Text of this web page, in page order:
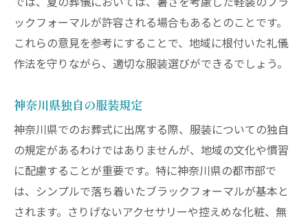
ックフォーマルが許容される場合もあるとのことです。
これらの意見を参考にすることで、地域に根付いた礼儀
作法を守りながら、適切な服装選びができるでしょう。
神奈川県独自の服装規定
神奈川県でのお葬式に出席する際、服装についての独自
の規定があるわけではありませんが、地域の文化や慣習
に配慮することが重要です。特に神奈川県の都市部で
は、シンプルで落ち着いたブラックフォーマルが基本と
されます。さりげないアクセサリーや控えめな化粧、無